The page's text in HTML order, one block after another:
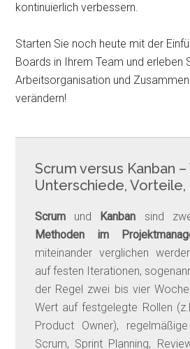
kontinuierlich verbessern.
Starten Sie noch heute mit der
Boards in Ihrem Team und erleben
Arbeitsorganisation und
verändern!
Scrum versus Kanban –
Unterschiede,
Scrum und Kanban sind
Methoden im
miteinander verglichen
auf festen Iterationen,
der Regel zwei bis vier
Wert auf festgelegte Rollen
Product Owner),
Scrum, Sprint Planning,